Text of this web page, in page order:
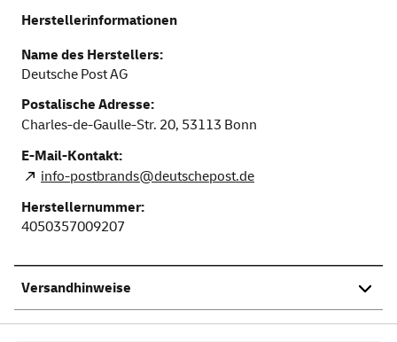
Herstellerinformationen
Name des Herstellers:
Deutsche Post AG
Postalische Adresse:
Charles-de-Gaulle-Str. 20, 53113 Bonn
E-Mail-Kontakt:
info-postbrands@deutschepost.de
Herstellernummer:
4050357009207
Versandhinweise